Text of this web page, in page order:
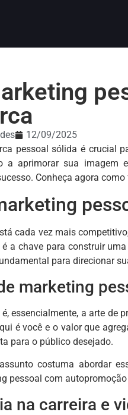
12/09/2025
pessoal sólida é crucial
a aprimorar sua imagem
Conheça agora
cada vez mais
a chave para construir
para direcionar
marketing
essencialmente, a arte de
é você e o valor que
para o público desejado.
costuma abordar
pessoal com
na carreira e